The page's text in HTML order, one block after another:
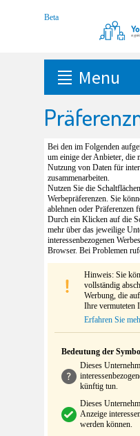
Menu
Bei den im Folgenden
um einige der Anbieter, die
Nutzung von Daten für
zusammenarbeiten.
Nutzen Sie die
Werbepräferenzen. Sie
ablehnen oder Präferenzen
Durch ein Klicken auf die
mehr über das jeweilige
interessenbezogenen
Browser. Bei Problemen
Hinweis: Sie
vollständig
Werbung, die
Ihre vermuteten
Erfahren Sie
Bedeutung der
Dieses
künftig tun.
Dieses
Anzeige
werden können.